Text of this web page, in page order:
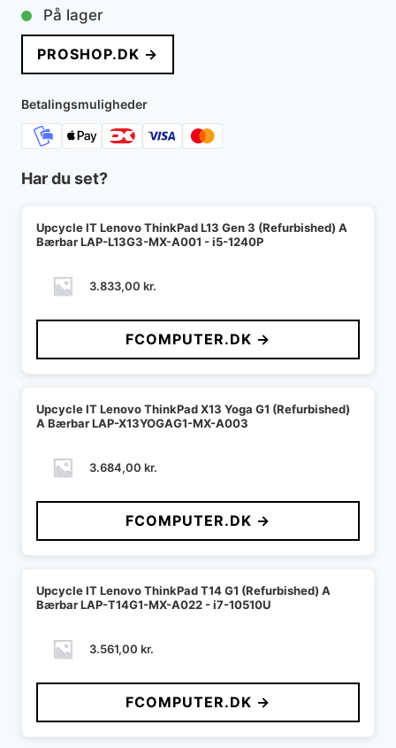
På lager
PROSHOP.DK →
Betalingsmuligheder
Har du set?
Upcycle IT Lenovo ThinkPad L13 Gen 3 (Refurbished) A
Bærbar LAP-L13G3-MX-A001 - i5-1240P
3.833,00 kr.
FCOMPUTER.DK →
Upcycle IT Lenovo ThinkPad X13 Yoga G1 (Refurbished)
A Bærbar LAP-X13YOGAG1-MX-A003
3.684,00 kr.
FCOMPUTER.DK →
Upcycle IT Lenovo ThinkPad T14 G1 (Refurbished) A
Bærbar LAP-T14G1-MX-A022 - i7-10510U
3.561,00 kr.
FCOMPUTER.DK →